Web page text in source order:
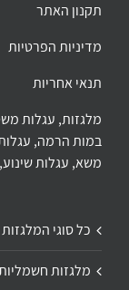
תקנון האתר
מדיניות הפרטיות
תנאי אחריות
מלגזות, עגלות
במות הרמה, עגלות
משא, עגלות
כל סוגי המלגזות
מלגזות